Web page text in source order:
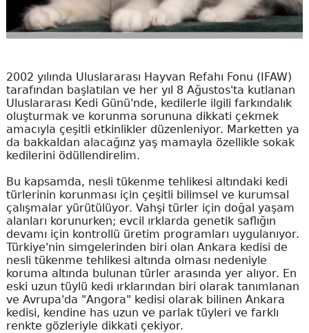
2002 yılında Uluslararası Hayvan Refahı Fonu (IFAW)
tarafından başlatılan ve her yıl 8 Ağustos'ta kutlanan
Uluslararası Kedi Günü'nde, kedilerle ilgili farkındalık
oluşturmak ve korunma sorununa dikkati çekmek
amacıyla çeşitli etkinlikler düzenleniyor. Marketten ya
da bakkaldan alacağınz yaş mamayla özellikle sokak
kedilerini ödüllendirelim.
Bu kapsamda, nesli tükenme tehlikesi altındaki kedi
türlerinin korunması için çeşitli bilimsel ve kurumsal
çalışmalar yürütülüyor. Vahşi türler için doğal yaşam
alanları korunurken; evcil ırklarda genetik saflığın
devamı için kontrollü üretim programları uygulanıyor.
Türkiye'nin simgelerinden biri olan Ankara kedisi de
nesli tükenme tehlikesi altında olması nedeniyle
koruma altında bulunan türler arasında yer alıyor. En
eski uzun tüylü kedi ırklarından biri olarak tanımlanan
ve Avrupa'da "Angora" kedisi olarak bilinen Ankara
kedisi, kendine has uzun ve parlak tüyleri ve farklı
renkte gözleriyle dikkati çekiyor.